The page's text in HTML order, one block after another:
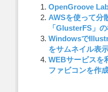
OpenGroove
AWSを使って分
「GlusterFS」
Windowsで
をサムネイル表
WEBサービスを
ファビコンを作